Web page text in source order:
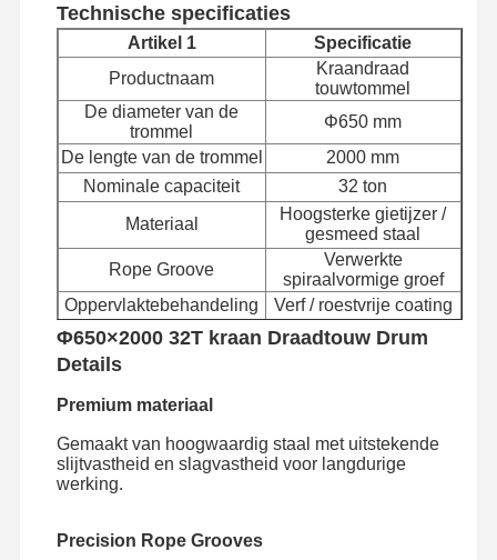
Fabrieksreis Kwaliteitscont
Role
Contacteer
Ons
Nieuws
Alle Gevallen Praatje Nu
Kroevenwielen
Eindwagen
Technische specificaties
Artikel 1
Specificatie
Productnaam
Kraandraad
touwtommel
De diameter van de
trommel
Φ650 mm
De lengte van de trommel
2000 mm
Nominale capaciteit
32 ton
Materiaal
Hoogsterke gietijzer /
gesmeed staal
Rope Groove
Verwerkte
spiraalvormige groef
Oppervlaktebehandeling
Verf / roestvrije coating
Vervaardigingsproces
CNC-bewerking
Toepasselijk touw
Φ650×2000 32T kraan Draadtouw Drum
Details
Premium materiaal
Gemaakt van hoogwaardig staal met uitstekende
slijtvastheid en slagvastheid voor langdurige
werking.
Precision Rope Grooves